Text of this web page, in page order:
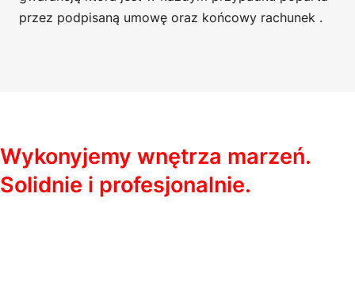
przez podpisaną umowę oraz końcowy rachunek .
Wykonyjemy wnętrza marzeń.
Solidnie i profesjonalnie.